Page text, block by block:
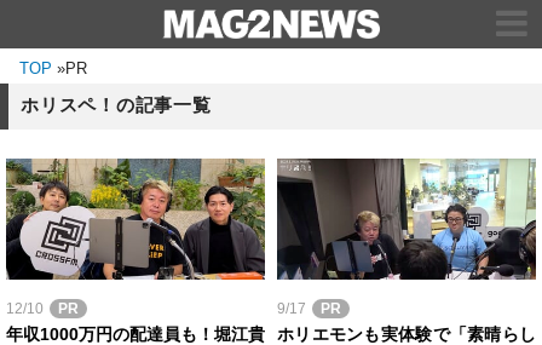
TOP »PR
ホリスペ！の記事一覧
12/10 PR
年収1000万円の配達員も！堀江貴
9/17 PR
ホリエモンも実体験で「素晴らし